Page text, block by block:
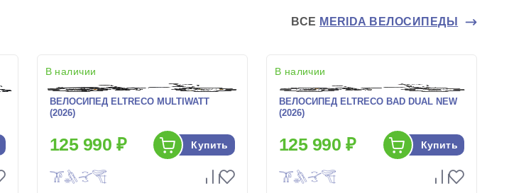
ВСЕ MERIDA ВЕЛОСИПЕДЫ
В наличии
ВЕЛОСИПЕД ELTRECO MULTIWATT
(2026)
125 990 ₽ Купить
В наличии
ВЕЛОСИПЕД ELTRECO BAD DUAL NEW
(2026)
125 990 ₽ Купить